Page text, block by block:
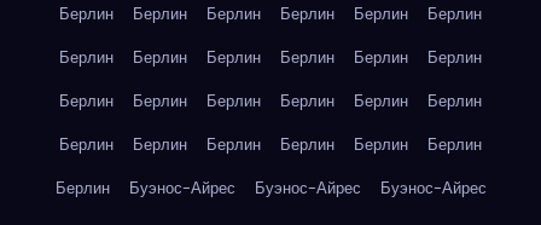
Берлин Берлин Берлин Берлин Берлин
Берлин
Берлин
Берлин Берлин Берлин Берлин
Берлин
Берлин
Берлин Берлин Берлин Берлин
Берлин
Берлин
Берлин Берлин Берлин Берлин
Берлин
Берлин
Буэнос-Айрес Буэнос-Айрес
Буэнос-Айрес